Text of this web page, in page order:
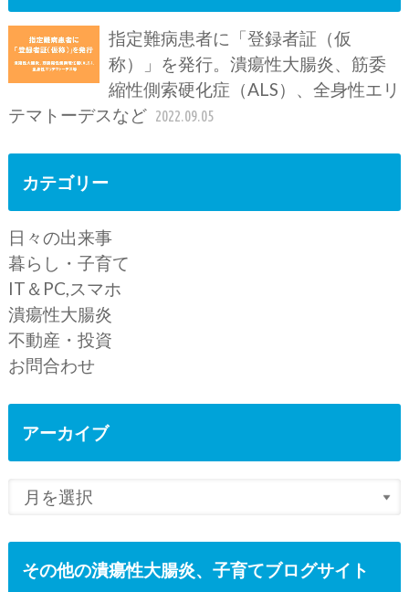
指定難病患者に「登録者証（仮
称）」を発行。潰瘍性大腸炎、筋委
縮性側索硬化症（ALS）、全身性エリ
テマトーデスなど 2022.09.05
カテゴリー
日々の出来事
暮らし・子育て
IT＆PC,スマホ
潰瘍性大腸炎
不動産・投資
お問合わせ
アーカイブ
その他の潰瘍性大腸炎、子育てブログサイト